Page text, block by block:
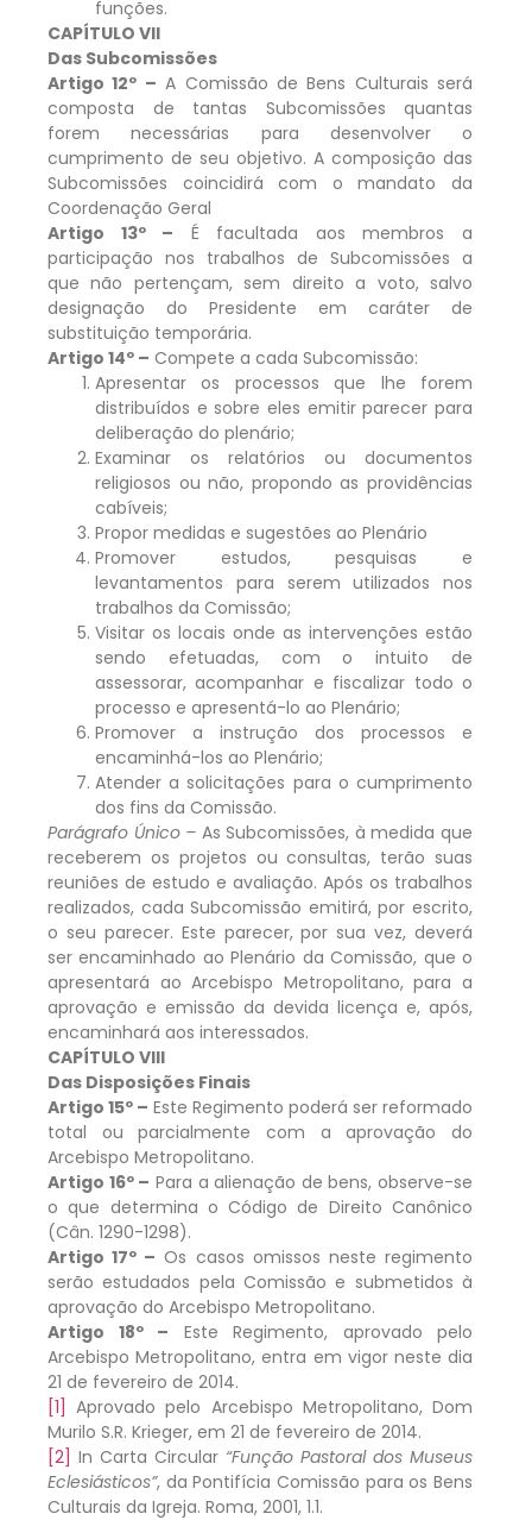
funções.
CAPÍTULO VII
Das Subcomissões
Artigo 12º – A Comissão de Bens Culturais será
composta de tantas Subcomissões quantas
forem necessárias para desenvolver o
cumprimento de seu objetivo. A composição das
Subcomissões coincidirá com o mandato da
Coordenação Geral
Artigo 13º – É facultada aos membros a
participação nos trabalhos de Subcomissões a
que não pertençam, sem direito a voto, salvo
designação do Presidente em caráter de
substituição temporária.
Artigo 14º – Compete a cada Subcomissão:
Apresentar os processos que lhe forem
distribuídos e sobre eles emitir parecer para
deliberação do plenário;
Examinar os relatórios ou documentos
religiosos ou não, propondo as providências
cabíveis;
Propor medidas e sugestões ao Plenário
Promover estudos, pesquisas e
levantamentos para serem utilizados nos
trabalhos da Comissão;
Visitar os locais onde as intervenções estão
sendo efetuadas, com o intuito de
assessorar, acompanhar e fiscalizar todo o
processo e apresentá-lo ao Plenário;
Promover a instrução dos processos e
encaminhá-los ao Plenário;
Atender a solicitações para o cumprimento
dos fins da Comissão.
Parágrafo Único – As Subcomissões, à medida que
receberem os projetos ou consultas, terão suas
reuniões de estudo e avaliação. Após os trabalhos
realizados, cada Subcomissão emitirá, por escrito,
o seu parecer. Este parecer, por sua vez, deverá
ser encaminhado ao Plenário da Comissão, que o
apresentará ao Arcebispo Metropolitano, para a
aprovação e emissão da devida licença e, após,
encaminhará aos interessados.
CAPÍTULO VIII
Das Disposições Finais
Artigo 15º – Este Regimento poderá ser reformado
total ou parcialmente com a aprovação do
Arcebispo Metropolitano.
Artigo 16º – Para a alienação de bens, observe-se
o que determina o Código de Direito Canônico
(Cân. 1290-1298).
Artigo 17º – Os casos omissos neste regimento
serão estudados pela Comissão e submetidos à
aprovação do Arcebispo Metropolitano.
Artigo 18º – Este Regimento, aprovado pelo
Arcebispo Metropolitano, entra em vigor neste dia
21 de fevereiro de 2014.
[1] Aprovado pelo Arcebispo Metropolitano, Dom
Murilo S.R. Krieger, em 21 de fevereiro de 2014.
[2] In Carta Circular “Função Pastoral dos Museus
Eclesiásticos”, da Pontifícia Comissão para os Bens
Culturais da Igreja. Roma, 2001, 1.1.